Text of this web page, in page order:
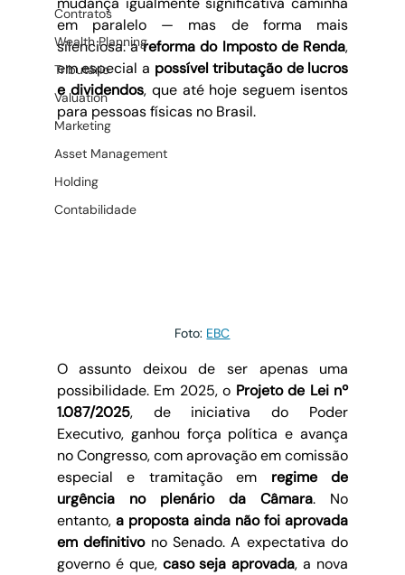
Contratos
Wealth Planning
Tributário
Valuation
Marketing
Asset Management
Holding
Contabilidade
em paralelo — mas de forma mais
silenciosa: a reforma do Imposto de Renda,
em especial a possível tributação de lucros
e dividendos, que até hoje seguem isentos
para pessoas físicas no Brasil.
Foto: EBC
O assunto deixou de ser apenas uma
possibilidade. Em 2025, o Projeto de Lei nº
1.087/2025, de iniciativa do Poder
Executivo, ganhou força política e avança
no Congresso, com aprovação em comissão
especial e tramitação em regime de
urgência no plenário da Câmara. No
entanto, a proposta ainda não foi aprovada
em definitivo no Senado. A expectativa do
governo é que, caso seja aprovada, a nova